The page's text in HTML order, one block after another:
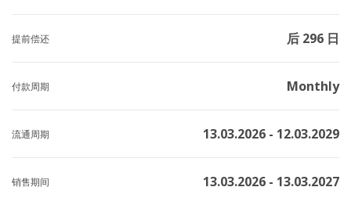
提前偿还 后 296 日
付款周期 Monthly
流通周期 13.03.2026 - 12.03.2029
销售期间 13.03.2026 - 13.03.2027